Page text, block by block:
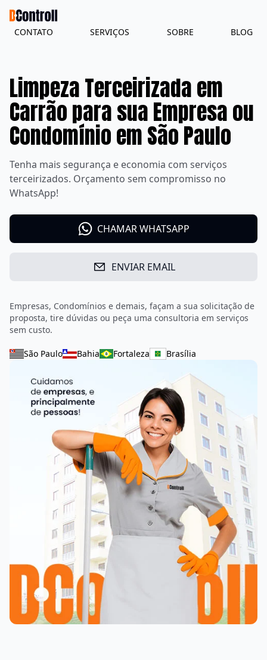
CONTATO SERVIÇOS SOBRE BLOG
Limpeza Terceirizada em
Carrão para sua Empresa ou
Condomínio em São Paulo
Tenha mais segurança e economia com serviços
terceirizados. Orçamento sem compromisso no
WhatsApp!
CHAMAR WHATSAPP
ENVIAR EMAIL
Empresas, Condomínios e demais, façam a sua solicitação de
proposta, tire dúvidas ou peça uma consultoria em serviços
sem custo.
São Paulo Bahia Fortaleza Brasília